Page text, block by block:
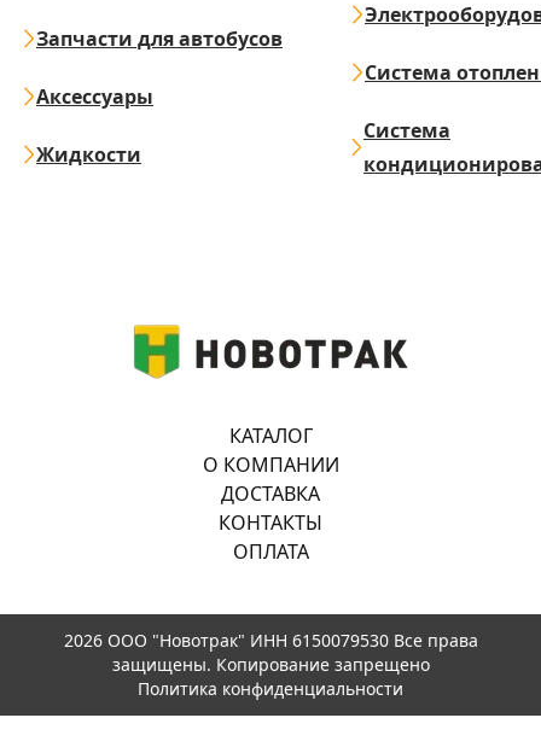
Запчасти для автобусов
Аксессуары
Жидкости
Система
Система
КАТАЛОГ
О КОМПАНИИ
ДОСТАВКА
КОНТАКТЫ
ОПЛАТА
2026 ООО "Новотрак" ИНН 6150079530 Все права
защищены. Копирование запрещено
Политика конфиденциальности